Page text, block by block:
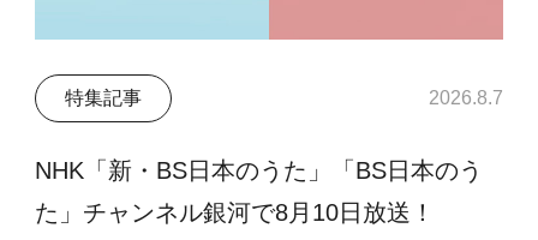
特集記事 2026.8.7
NHK「新・BS日本のうた」「BS日本のう
た」チャンネル銀河で8月10日放送！